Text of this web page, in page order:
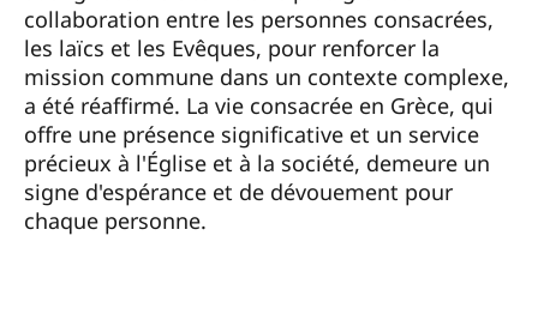
collaboration entre les personnes consacrées,
les laïcs et les Evêques, pour renforcer la
mission commune dans un contexte complexe,
a été réaffirmé. La vie consacrée en Grèce, qui
offre une présence significative et un service
précieux à l'Église et à la société, demeure un
signe d'espérance et de dévouement pour
chaque personne.